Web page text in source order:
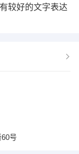
较好的文字表达
号